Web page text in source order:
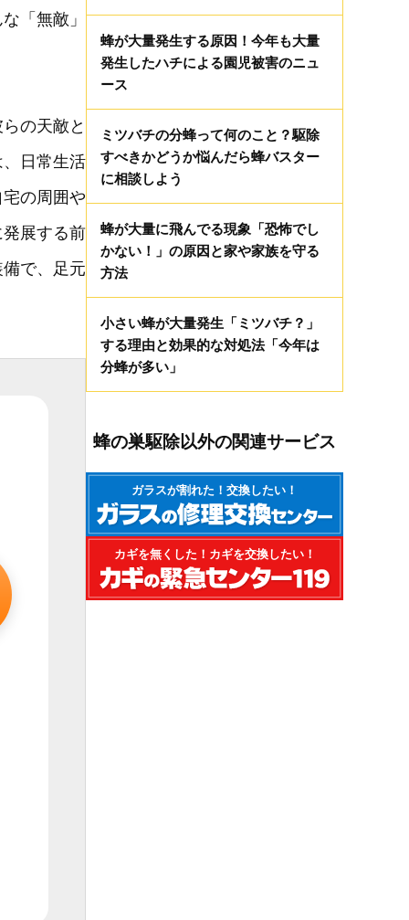
「無敵」
の天敵と
日常生活
の周囲や
展する前
で、足元
蜂が大量発生する原因！今年も大量
発生したハチによる園児被害のニュ
ース
ミツバチの分蜂って何のこと？駆除
すべきかどうか悩んだら蜂バスター
に相談しよう
蜂が大量に飛んでる現象「恐怖でし
かない！」の原因と家や家族を守る
方法
小さい蜂が大量発生「ミツバチ？」
する理由と効果的な対処法「今年は
分蜂が多い」
蜂の巣駆除以外の関連サービス